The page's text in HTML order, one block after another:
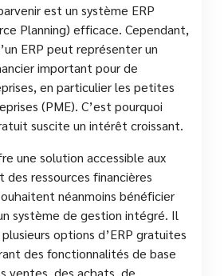
est un système ERP
Planning) efficace. Cependant,
ERP peut représenter un
important pour de
en particulier les petites
(PME). C’est pourquoi
suscite un intérêt croissant.
une solution accessible aux
des ressources financières
néanmoins bénéficier
système de gestion intégré. Il
options d’ERP gratuites
des fonctionnalités de base
ventes, des achats, de